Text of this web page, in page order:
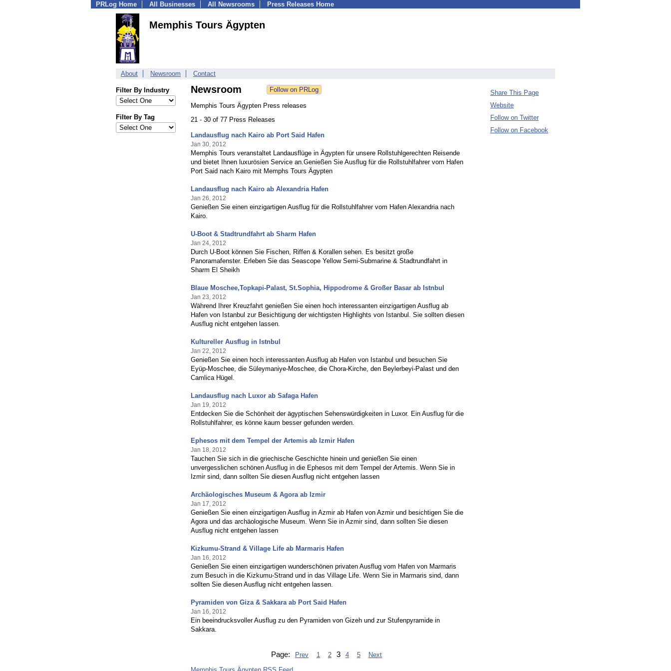
PRLog Home All Businesses All Newsrooms Press Releases Home
Memphis Tours Ägypten
About Newsroom Contact
Filter By Industry
Filter By Tag
Newsroom
Memphis Tours Ägypten Press releases
21 - 30 of 77 Press Releases
Landausflug nach Kairo ab Port Said Hafen
Jan 30, 2012
Memphis Tours veranstaltet Landausflüge in Ägypten für unsere Rollstuhlgerechten Reisende
und bietet Ihnen luxurösien Service an.Genießen Sie Ausflug für die Rollstuhlfahrer vom Hafen
Port Said nach Kairo mit Memphs Tours Ägypten
Landausflug nach Kairo ab Alexandria Hafen
Jan 26, 2012
Genießen Sie einen einzigartigen Ausflug für die Rollstuhlfahrer vom Hafen Alexandria nach
Kairo.
U-Boot & Stadtrundfahrt ab Sharm Hafen
Jan 24, 2012
Durch U-Boot können Sie Fischen, Riffen & Korallen sehen. Es besitzt große
Panoramafenster. Erleben Sie das Seascope Yellow Semi-Submarine & Stadtrundfahrt in
Sharm El Sheikh
Blaue Moschee,Topkapi-Palast, St.Sophia, Hippodrome & Großer Basar ab Istnbul
Jan 23, 2012
Während Ihrer Kreuzfahrt genießen Sie einen hoch interessanten einzigartigen Ausflug ab
Hafen von Istanbul zur Besichtigung der wichtigsten Highlights von Istanbul. Sie sollten diesen
Ausflug nicht entgehen lassen.
Kultureller Ausflug in Istnbul
Jan 22, 2012
Genießen Sie einen hoch interessanten Ausflug ab Hafen von Istanbul und besuchen Sie
Eyüp-Moschee, die Süleymaniye-Moschee, die Chora-Kirche, den Beylerbeyi-Palast und den
Camlica Hügel.
Landausflug nach Luxor ab Safaga Hafen
Jan 19, 2012
Entdecken Sie die Schönheit der ägyptischen Sehenswürdigkeiten in Luxor. Ein Ausflug für die
Rollstuhlfahrer, es könne kaum besser gefunden werden.
Ephesos mit dem Tempel der Artemis ab Izmir Hafen
Jan 18, 2012
Tauchen Sie sich in die griechische Geschichte hinein und genießen Sie einen
unvergesslichen schönen Ausflug in die Ephesos mit dem Tempel der Artemis. Wenn Sie in
Izmir sind, dann sollten Sie diesen Ausflug nicht entgehen lassen
Archäologisches Museum & Agora ab Izmir
Jan 17, 2012
Genießen Sie einen einzigartigen Ausflug in Azmir ab Hafen von Azmir und besichtigen Sie die
Agora und das archäologische Museum. Wenn Sie in Azmir sind, dann sollten Sie diesen
Ausflug nicht entgehen lassen
Kizkumu-Strand & Village Life ab Marmaris Hafen
Jan 16, 2012
Genießen Sie einen einzigartigen wunderschönen privaten Ausflug vom Hafen von Marmaris
zum Besuch in die Kizkumu-Strand und in das Village Life. Wenn Sie in Marmaris sind, dann
sollten Sie diesen Ausflug nicht entgehen lassen.
Pyramiden von Giza & Sakkara ab Port Said Hafen
Jan 16, 2012
Ein beeindrucksvoller Ausflug zu den Pyramiden von Gizeh und zur Stufenpyramide in
Sakkara.
Page: Prev 1 2 3 4 5
Next
Share This Page
Website
Follow on Twitter
Follow on Facebook